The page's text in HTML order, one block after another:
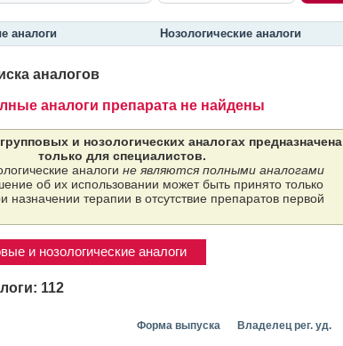
аналоги Нозологические аналоги
аналогов
аналоги препарата не найдены
и нозологических аналогах предназначена
только для специалистов.
аналоги не являются полными аналогами
об их использовании может быть принято только
назначении терапии в отсутствие препаратов первой
и нозологические аналоги
112
Форма выпуска Владелец рег. уд.